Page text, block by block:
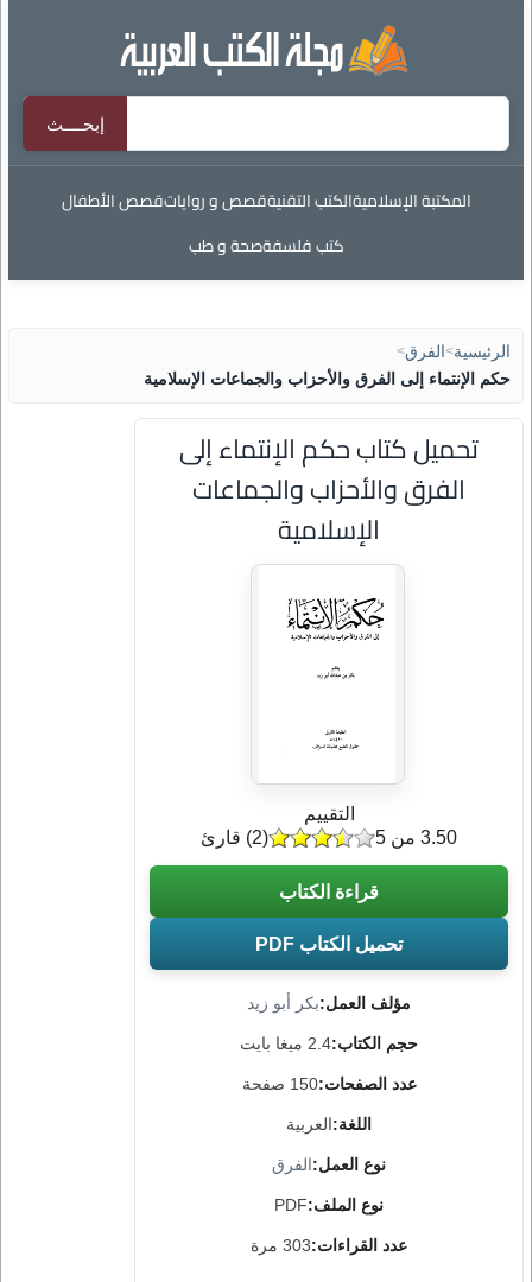
المكتبة الإسلاميةالكتب التقنيةقصص و رواياتقصص الأطفال
كتب فلسفةصحة و طب
الرئيسية> الفرق>
حكم الإنتماء إلى الفرق والأحزاب والجماعات الإسلامية
تحميل كتاب حكم الإنتماء إلى
الفرق والأحزاب والجماعات
الإسلامية
مؤلف العمل:بكر أبو زيد
حجم الكتاب:2.4 ميغا بايت
عدد الصفحات:150 صفحة
اللغة:العربية
نوع العمل:الفرق
نوع الملف:PDF
عدد القراءات:303 مرة
التقييم
(
2) قارئ 3.50 من 5
قراءة الكتاب
تحميل الكتاب PDF